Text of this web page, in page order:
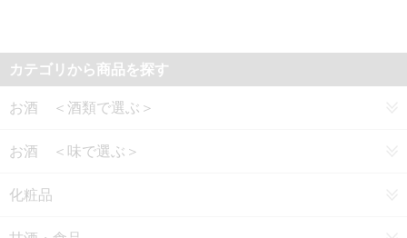
カテゴリから商品を探す
お酒 ＜酒類で選ぶ＞
お酒 ＜味で選ぶ＞
化粧品